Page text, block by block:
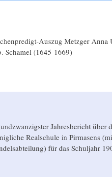
Auszug Metzger Anna
Schamel (1645-1669)
Jahresbericht über
Realschule in Pirmasens
für das Schuljahr